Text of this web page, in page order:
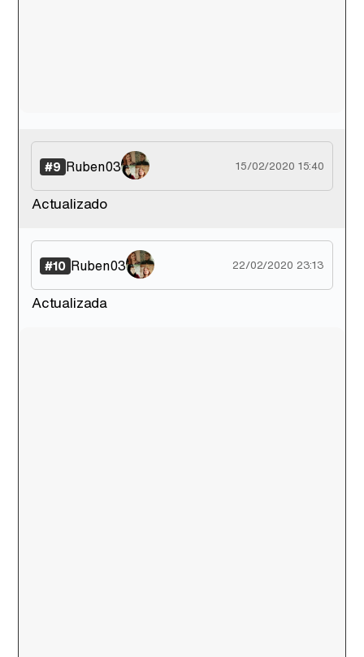
#9 Ruben03 15/02/2020 15:40
Actualizado
#10 Ruben03 22/02/2020 23:13
Actualizada